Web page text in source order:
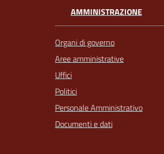
AMMINISTRAZIONE
Organi di governo
Aree amministrative
Uffici
Politici
Personale Amministrativo
Documenti e dati